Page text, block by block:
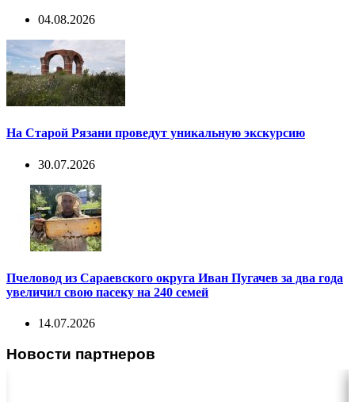
04.08.2026
На Старой Рязани проведут уникальную экскурсию
30.07.2026
Пчеловод из Сараевского округа Иван Пугачев за два года
увеличил свою пасеку на 240 семей
14.07.2026
Новости партнеров